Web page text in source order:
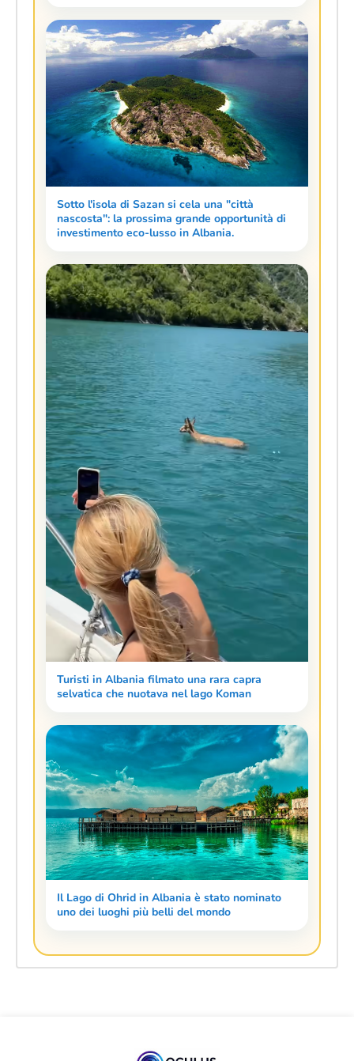
Sotto l'isola di Sazan si cela una "città
nascosta": la prossima grande opportunità di
investimento eco-lusso in Albania.
Turisti in Albania filmato una rara capra
selvatica che nuotava nel lago Koman
Il Lago di Ohrid in Albania è stato nominato
uno dei luoghi più belli del mondo